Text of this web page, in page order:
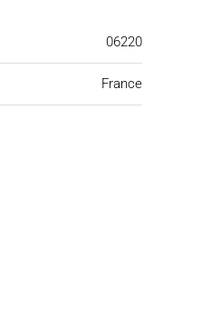
06220
France